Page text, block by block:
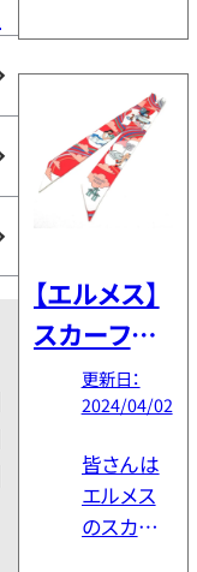
ます。 しか
し、エルメ
スのスカ
ーフに
[…]
カメリア
シリーズ
を持って
いますか？
シャネル
にシンプ
ルなデザ
インが多
いものの、
そのシン
引き立た
せるのに
欠かせな
【エルメス】
スカーフの
巻き方とス
カーフリン
グの使い方
を解説
更新日：
2024/04/02
皆さんは
エルメス
のスカー